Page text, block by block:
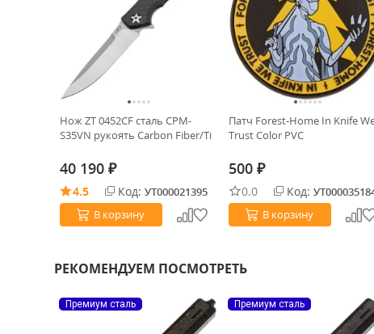
Нож ZT 0452CF сталь CPM-
S35VN рукоять Carbon Fiber/Ti
40 190 ₽
4.5 Код: УТ000021395
В корзину
Патч Forest-Home In Knife
Trust Color PVC
500 ₽
0.0 Код:
В корзину
РЕКОМЕНДУЕМ ПОСМОТРЕТЬ
Премиум сталь Премиум сталь